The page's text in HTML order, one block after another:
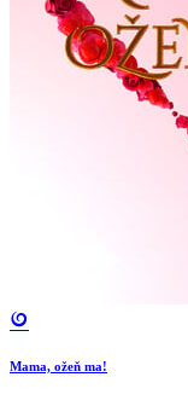
Mama, ožeň ma!